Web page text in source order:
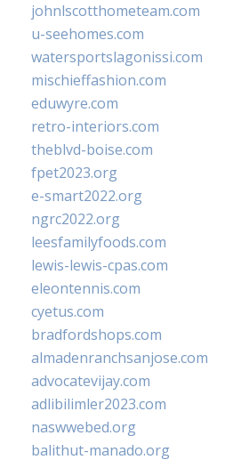
johnlscotthometeam.com
u-seehomes.com
watersportslagonissi.com
mischieffashion.com
eduwyre.com
retro-interiors.com
theblvd-boise.com
fpet2023.org
e-smart2022.org
ngrc2022.org
leesfamilyfoods.com
lewis-lewis-cpas.com
eleontennis.com
cyetus.com
bradfordshops.com
almadenranchsanjose.com
advocatevijay.com
adlibilimler2023.com
naswwebed.org
balithut-manado.org